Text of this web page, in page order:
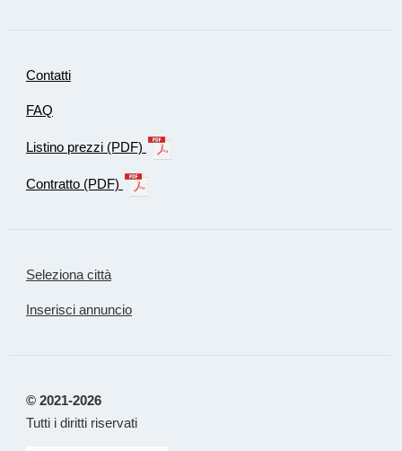
Contatti
FAQ
Listino prezzi (PDF)
Contratto (PDF)
Seleziona città
Inserisci annuncio
© 2021-2026
Tutti i diritti riservati